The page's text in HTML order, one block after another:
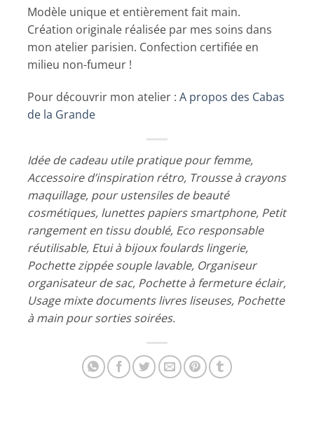
Modèle unique et entièrement fait main.
Création originale réalisée par mes soins dans
mon atelier parisien. Confection certifiée en
milieu non-fumeur !
Pour découvrir mon atelier : A propos des Cabas
de la Grande
Idée de cadeau utile pratique pour femme,
Accessoire d’inspiration rétro, Trousse à crayons
maquillage, pour ustensiles de beauté
cosmétiques, lunettes papiers smartphone, Petit
rangement en tissu doublé, Eco responsable
réutilisable, Etui à bijoux foulards lingerie,
Pochette zippée souple lavable, Organiseur
organisateur de sac, Pochette à fermeture éclair,
Usage mixte documents livres liseuses, Pochette
à main pour sorties soirées.